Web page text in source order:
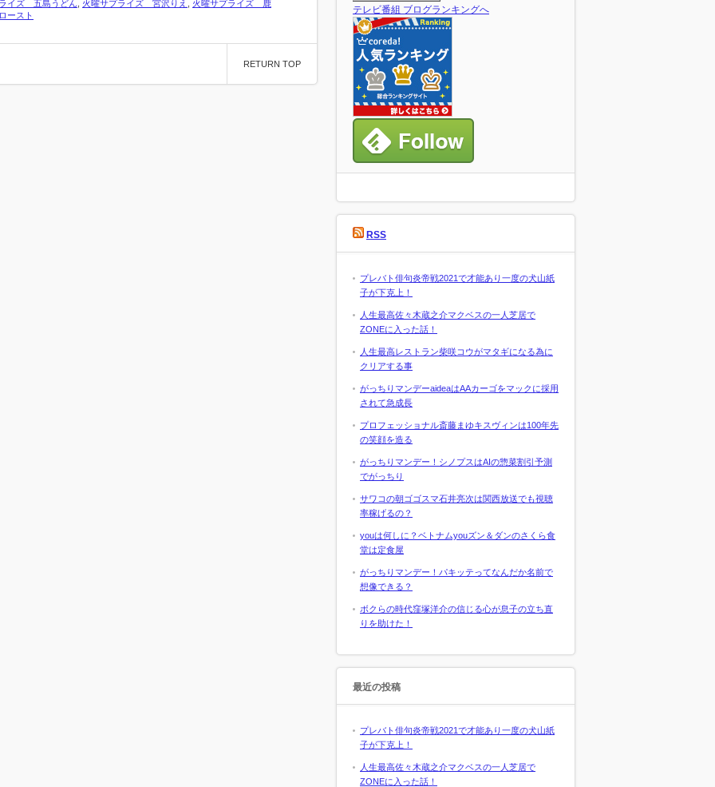
イズ 五島うどん
火曜サプライズ 宮沢りえ
火曜サプライズ 鹿
ースト
RETURN TOP
テレビ番組 ブログランキングへ
RSS
プレバト俳句炎帝戦2021で才能あり一度の犬山紙
子が下克上！
人生最高佐々木蔵之介マクベスの一人芝居で
ZONEに入った話！
人生最高レストラン柴咲コウがマタギになる為に
クリアする事
がっちりマンデーaideaはAAカーゴをマックに採用
されて急成長
プロフェッショナル斎藤まゆキスヴィンは100年先
の笑顔を造る
がっちりマンデー！シノプスはAIの惣菜割引予測
でがっちり
サワコの朝ゴゴスマ石井亮次は関西放送でも視聴
率稼げるの？
youは何しに？ベトナムyouズン＆ダンのさくら食
堂は定食屋
がっちりマンデー！パキッテってなんだか名前で
想像できる？
ボクらの時代窪塚洋介の信じる心が息子の立ち直
りを助けた！
最近の投稿
プレバト俳句炎帝戦2021で才能あり一度の犬山紙
子が下克上！
人生最高佐々木蔵之介マクベスの一人芝居で
ZONEに入った話！